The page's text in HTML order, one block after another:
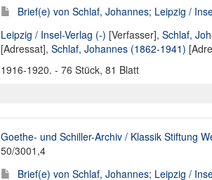
Brief(e) von Schlaf, Johannes; Leipzig /
Leipzig / Insel-Verlag (-) [Verfasser], Schlaf,
[Adressat], Schlaf, Johannes (1862-1941)
1916-1920. - 76 Stück, 81 Blatt
Goethe- und Schiller-Archiv / Klassik Stiftung
50/3001,4
Brief(e) von Schlaf, Johannes; Leipzig /